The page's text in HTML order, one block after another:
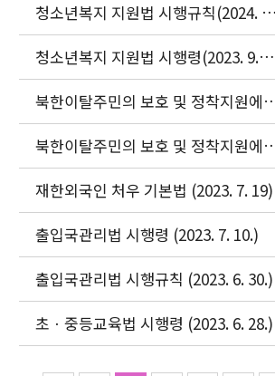
청소년복지 지원법 시행규칙(2024. 1.
1.)
청소년복지 지원법 시행령(2023. 9.
26.)
북한이탈주민의 보호 및 정착지원에
관한 법률 시행규칙 (2022. 6. 22.)
북한이탈주민의 보호 및 정착지원에
관한 법률 (2023. 3. 28.)
재한외국인 처우 기본법 (2023. 7. 19)
출입국관리법 시행령 (2023. 7. 10.)
출입국관리법 시행규칙 (2023. 6. 30.)
초ㆍ중등교육법 시행령 (2023. 6. 28.)